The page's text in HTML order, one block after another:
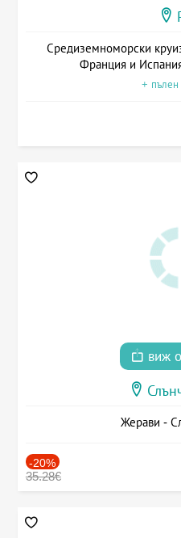
Средиземноморски
Франция и
+ пълен
виж
Жерави -
-20%
35.28€